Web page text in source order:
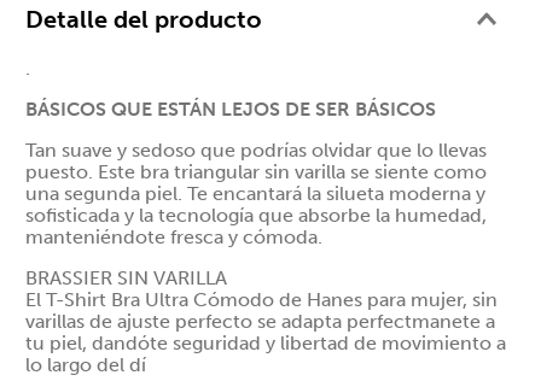
Detalle del producto
BÁSICOS QUE ESTÁN LEJOS DE SER BÁSICOS
Tan suave y sedoso que podrías olvidar que lo llevas
puesto. Este bra triangular sin varilla se siente como
una segunda piel. Te encantará la silueta moderna y
sofisticada y la tecnología que absorbe la humedad,
manteniéndote fresca y cómoda.
BRASSIER SIN VARILLA
El T-Shirt Bra Ultra Cómodo de Hanes para mujer, sin
varillas de ajuste perfecto se adapta perfectmanete a
tu piel, dandóte seguridad y libertad de movimiento a
lo largo del dí